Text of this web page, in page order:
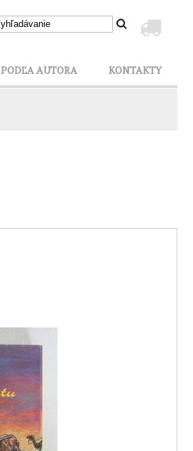
PODĽA AUTORA KONTAKTY